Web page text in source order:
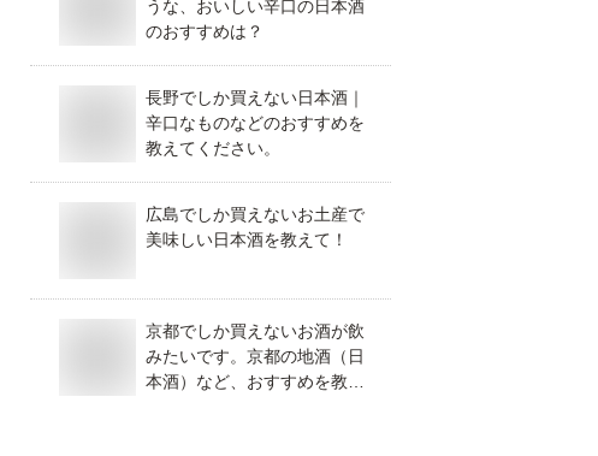
うな、おいしい辛口の日本酒
のおすすめは？
長野でしか買えない日本酒｜
辛口なものなどのおすすめを
教えてください。
広島でしか買えないお土産で
美味しい日本酒を教えて！
京都でしか買えないお酒が飲
みたいです。京都の地酒（日
本酒）など、おすすめを教え